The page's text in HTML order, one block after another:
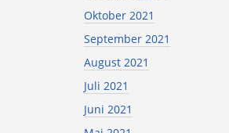
Oktober 2021
September 2021
August 2021
Juli 2021
Juni 2021